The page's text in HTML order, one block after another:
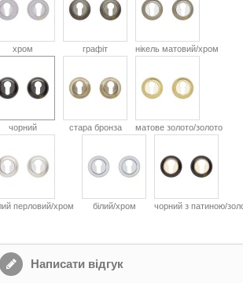
хром графіт нікель матовий/хром
чорний стара бронза матове золото/золото
перловий/хром білий/хром чорний з патиною/
Написати відгук